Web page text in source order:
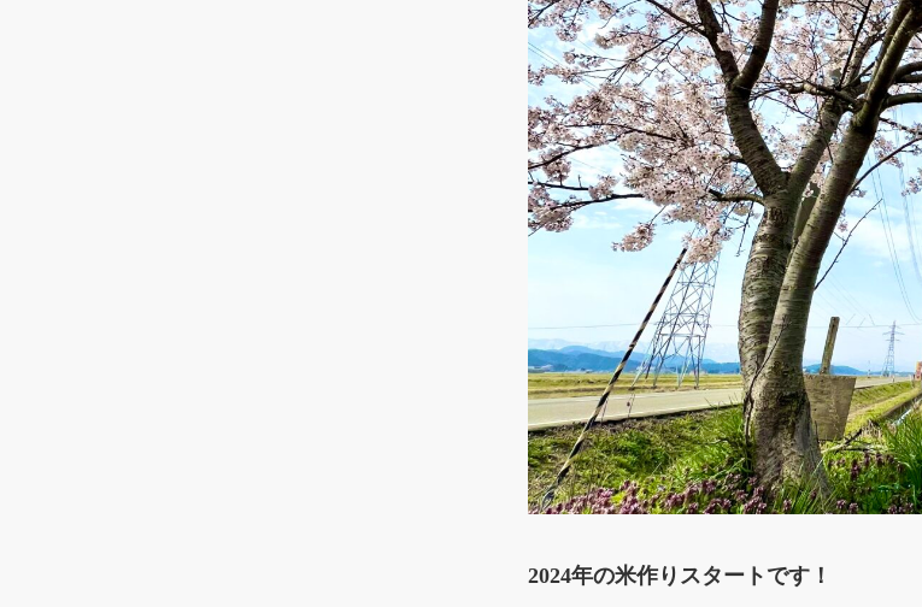
2024年の米作りスタートです！